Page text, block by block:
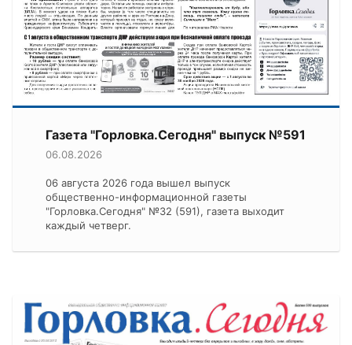
Газета "Горловка.Сегодня" выпуск №591
06.08.2026
06 августа 2026 года вышел выпуск
общественно-информационной газеты
"Горловка.Сегодня" №32 (591), газета выходит
каждый четверг.